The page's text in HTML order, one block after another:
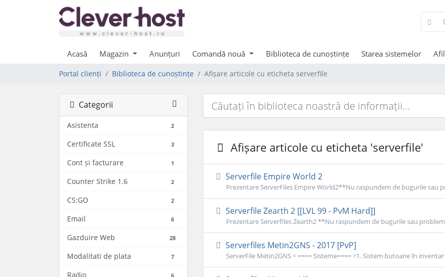
Acasă Magazin Anunțuri Comandă nouă Biblioteca de cunoștințe Starea sistemelor
Portal clienți Biblioteca de cunoștințe Afișare articole cu eticheta serverfile
Categorii
Asistenta 2
Certificate SSL 3
Cont și facturare 1
Counter Strike 1.6 2
CS:GO 2
Email 6
Gazduire Web 28
Modalitati de plata 7
Radio 6
Afișare articole cu eticheta 'serverfile'
Serverfile Empire World 2
Prezentare ServerFiles Empire World2**Nu raspundem de bugurile sau
Serverfile Zearth 2 [[LVL 99 - PvM Hard]]
Prezentare Serverfiles Zearth2 **Nu raspundem de bugurile sau
Serverfiles Metin2GNS - 2017 [PvP]
ServerFile Metin2GNS < ==== Sisteme==== >1. Sistem butoane în